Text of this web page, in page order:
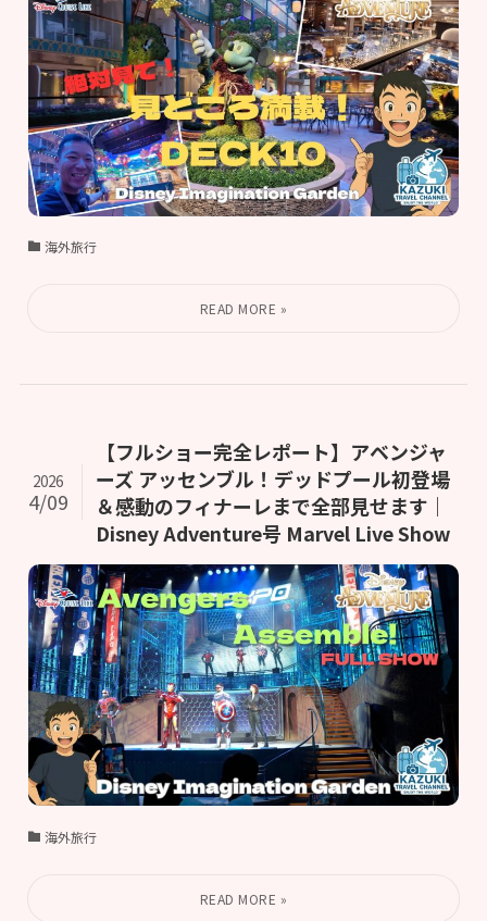
海外旅行
【フルショー完全レポート】アベンジャ
ーズ アッセンブル！デッドプール初登場
＆感動のフィナーレまで全部見せます｜
Disney Adventure号 Marvel Live Show
2026
4/09
海外旅行